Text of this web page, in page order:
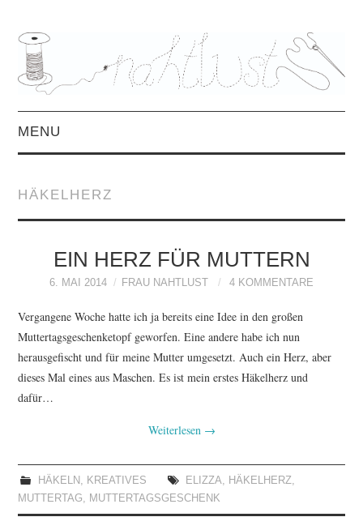
MENU
MITTWOCHSMIX &
FREEBOOKS &
TUTORIALS
MONTAG
HÄKELHERZ
EIN HERZ FÜR MUTTERN
6. MAI 2014 FRAU NAHTLUST 4 KOMMENTARE
Vergangene Woche hatte ich ja bereits eine Idee in den großen
Muttertagsgeschenketopf geworfen. Eine andere habe ich nun
herausgefischt und für meine Mutter umgesetzt. Auch ein Herz, aber
dieses Mal eines aus Maschen. Es ist mein erstes Häkelherz und
dafür…
Weiterlesen →
HÄKELN KREATIVES ELIZZA HÄKELHERZ
MUTTERTAG
MUTTERTAGSGESCHENK